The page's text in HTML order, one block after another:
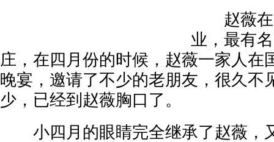
赵薇在
业，最有
庄，在四月份的时候，赵薇一家人在
晚宴，邀请了不少的老朋友，很久不
少，已经到赵薇胸口了。
小四月的眼睛完全继承了赵薇，